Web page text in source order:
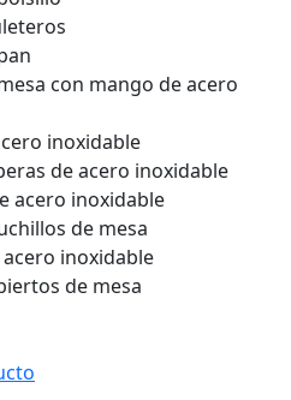
con mango de acero
inoxidable
de acero inoxidable
acero inoxidable
de mesa
inoxidable
de mesa